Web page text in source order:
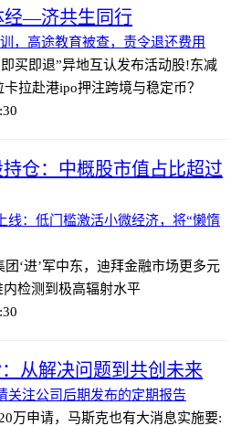
—济共生同行
，高途教育被查，责令退还费用
买即退”异地互认发布活动股!东减
拉赴港ipo押注跨境与稳定币？
仓：中概股市值占比超过
线：低门槛激活小微经济，将“懒惰
‘进’军中东，迪拜金融市场更多元
内检测到极高辐射水平
：从解决问题到共创未来
关注公司后期发布的定期报告
万申请，马斯克也有大消息实施要: